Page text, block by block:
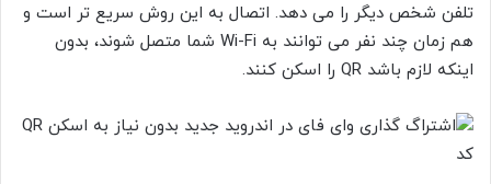
تلفن شخص دیگر را می دهد. اتصال به این روش سریع تر است و
هم زمان چند نفر می توانند به Wi-Fi شما متصل شوند، بدون
اینکه لازم باشد QR را اسکن کنند.